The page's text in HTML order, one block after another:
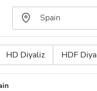
HD Diyaliz HDF